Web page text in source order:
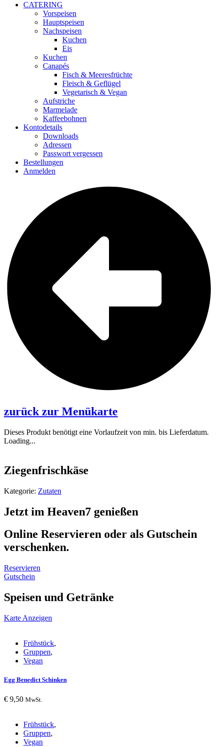
CATERING
Vorspeisen
Hauptspeisen
Nachspeisen
Kuchen
Eis
Kuchen
Canapés
Fisch & Meeresfrüchte
Fleisch & Geflügel
Vegetarisch & Vegan
Aufstriche
Marmelade
Kaffeebohnen
Kontodetails
Downloads
Adressen
Passwort vergessen
Bestellungen
Anmelden
zurück zur Menükarte
Dieses Produkt benötigt eine Vorlaufzeit von min. bis Lieferdatum.
Loading...
Ziegenfrischkäse
Kategorie: Zutaten
Jetzt im Heaven7 genießen
Online Reservieren oder als Gutschein
verschenken.
Reservieren
Gutschein
Speisen und Getränke
Karte Anzeigen
Frühstück,
Gruppen,
Vegan
Egg Benedict Schinken
€ 9,50 MwSt.
Frühstück,
Gruppen,
Vegan